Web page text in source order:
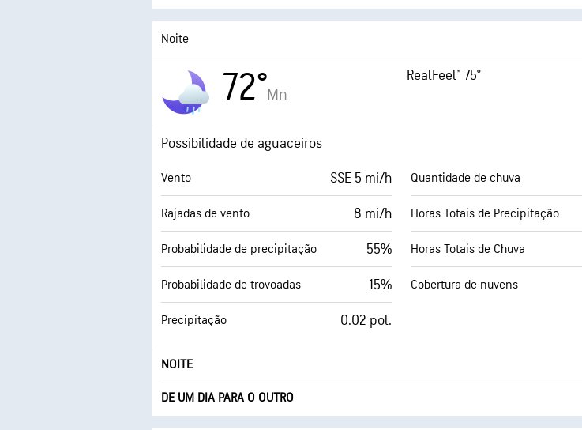
Noite
72°Mn
RealFeel® 75°
Possibilidade de aguaceiros
Vento SSE 5 mi/h
Rajadas de vento 8 mi/h
Probabilidade de precipitação 55%
Probabilidade de trovoadas 15%
Precipitação 0.02 pol.
Quantidade de chuva
Horas Totais de Precipitação
Horas Totais de Chuva
Cobertura de nuvens
NOITE
DE UM DIA PARA O OUTRO